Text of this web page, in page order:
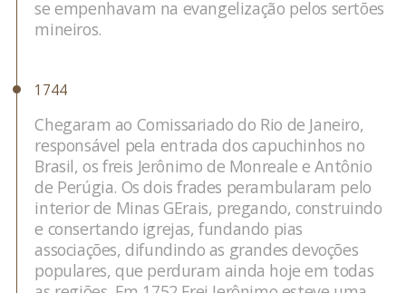
se empenhavam na evangelização pelos sertões
mineiros.
1744
Chegaram ao Comissariado do Rio de Janeiro,
responsável pela entrada dos capuchinhos no
Brasil, os freis Jerônimo de Monreale e Antônio
de Perúgia. Os dois frades perambularam pelo
interior de Minas GErais, pregando, construindo
e consertando igrejas, fundando pias
associações, difundindo as grandes devoções
populares, que perduram ainda hoje em todas